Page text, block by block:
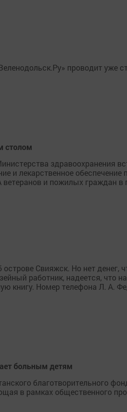
проводит уже
столом
здравоохранения
лекарственное обеспечение
и пожилых граждан в
Свияжск. Но нет денег,
работник, надеется, что
книгу. Номер телефона Л. А.
больным детям
благотворительного
в рамках общественного